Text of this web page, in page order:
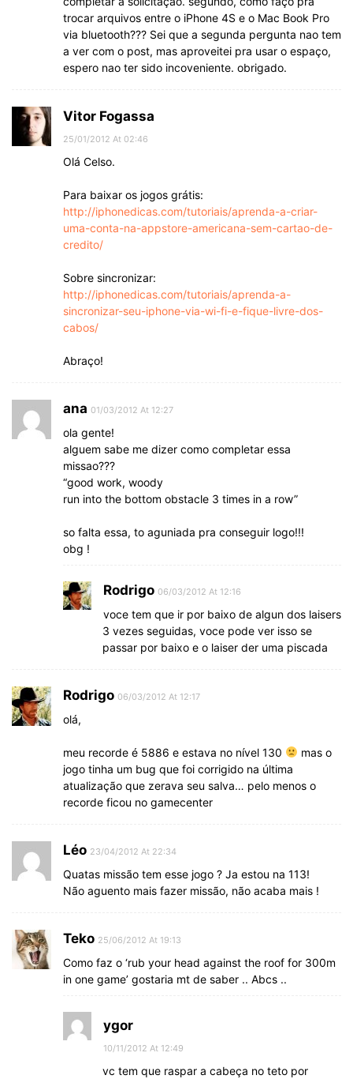
trocar arquivos entre o iPhone 4S e o Mac Book Pro
via bluetooth??? Sei que a segunda pergunta nao tem
a ver com o post, mas aproveitei pra usar o espaço,
espero nao ter sido incoveniente. obrigado.
Vitor Fogassa
25/01/2012 At 02:46
Olá Celso.
Para baixar os jogos grátis:
http://iphonedicas.com/tutoriais/aprenda-a-criar-
uma-conta-na-appstore-americana-sem-cartao-de-
credito/
Sobre sincronizar:
http://iphonedicas.com/tutoriais/aprenda-a-
sincronizar-seu-iphone-via-wi-fi-e-fique-livre-dos-
cabos/
Abraço!
ana 01/03/2012 At 12:27
ola gente!
alguem sabe me dizer como completar essa
missao???
“good work, woody
run into the bottom obstacle 3 times in a row”
so falta essa, to aguniada pra conseguir logo!!!
obg !
Rodrigo 06/03/2012 At 12:16
voce tem que ir por baixo de algun dos laisers
3 vezes seguidas, voce pode ver isso se
passar por baixo e o laiser der uma piscada
Rodrigo 06/03/2012 At 12:17
olá,
meu recorde é 5886 e estava no nível 130
mas o
jogo tinha um bug que foi corrigido na última
atualização que zerava seu salva… pelo menos o
recorde ficou no gamecenter
Léo 23/04/2012 At 22:34
Quatas missão tem esse jogo ? Ja estou na 113!
Não aguento mais fazer missão, não acaba mais !
Teko 25/06/2012 At 19:13
Como faz o ‘rub your head against the roof for 300m
in one game’ gostaria mt de saber .. Abcs ..
ygor
10/11/2012 At 12:49
vc tem que raspar a cabeça no teto por